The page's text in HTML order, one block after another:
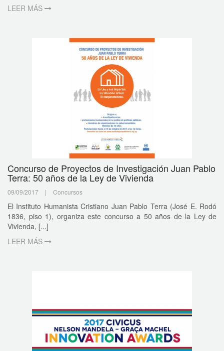
LEER MÁS
Concurso de Proyectos de Investigación Juan Pablo
Terra: 50 años de la Ley de Vivienda
09/09/2017 | Concursos
El Instituto Humanista Cristiano Juan Pablo Terra (José E. Rodó
1836, piso 1), organiza este concurso a 50 años de la Ley de
Vivienda, [...]
LEER MÁS